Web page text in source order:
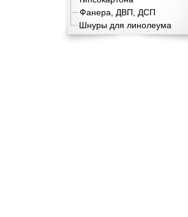
Фанера, ДВП, ДСП
Шнуры для линолеума